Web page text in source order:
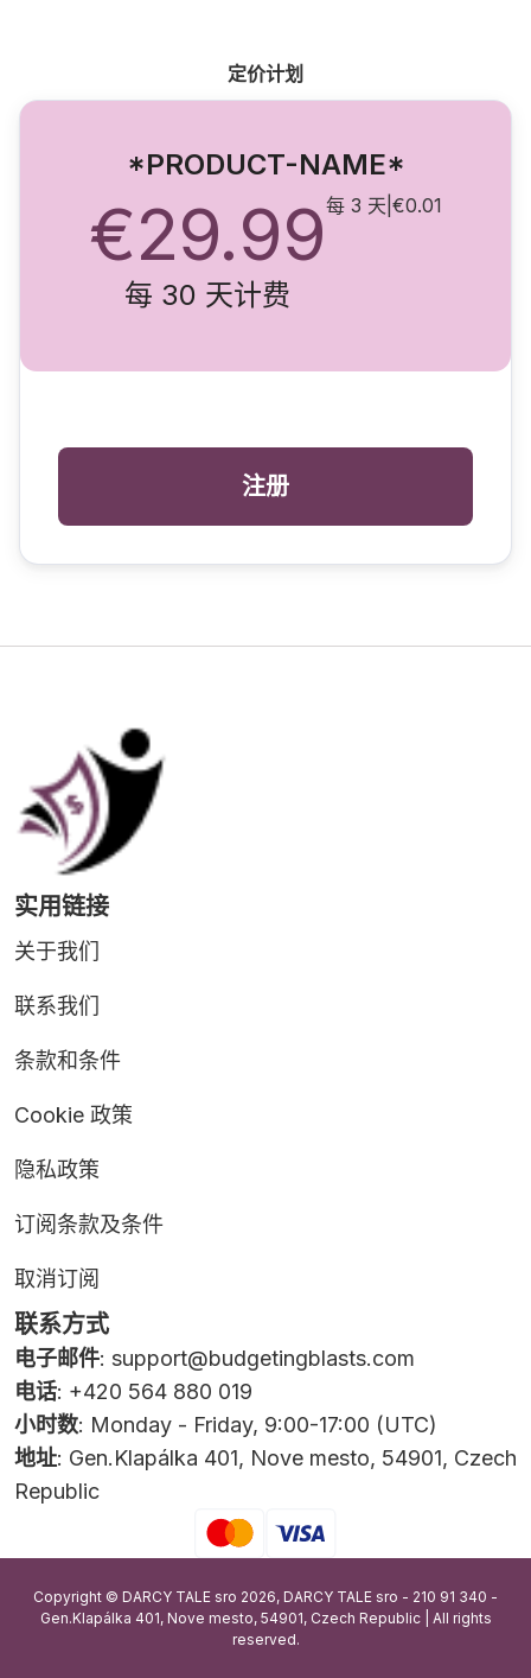
定价计划
*PRODUCT-NAME*
€29.99
每 30 天计费
每 3 天 €0.01
注册
实用链接
关于我们
联系我们
条款和条件
Cookie 政策
隐私政策
订阅条款及条件
取消订阅
联系方式
电子邮件: support@budgetingblasts.com
电话: +420 564 880 019
小时数: Monday - Friday, 9:00-17:00 (UTC)
地址: Gen.Klapálka 401, Nove mesto, 54901, Czech
Republic
Copyright © DARCY TALE sro 2026, DARCY TALE sro - 210 91 340 -
Gen.Klapálka 401, Nove mesto, 54901, Czech Republic | All rights
reserved.